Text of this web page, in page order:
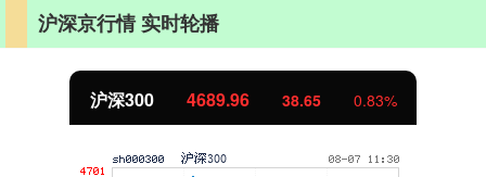
沪深京行情 实时轮播
沪深300 4689.96 38.65 0.83%